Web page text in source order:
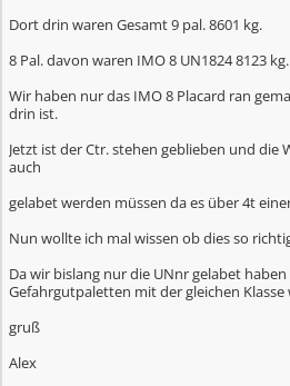
Dort drin waren Gesamt 9 pal. 8601 kg.
8 Pal. davon waren IMO 8 UN1824 8123 kg.
Wir haben nur das IMO 8 Placard ran
drin ist.
Jetzt ist der Ctr. stehen geblieben und die
auch
gelabet werden müssen da es über 4t
Nun wollte ich mal wissen ob dies so
Da wir bislang nur die UNnr gelabet
Gefahrgutpaletten mit der gleichen Klasse
gruß
Alex